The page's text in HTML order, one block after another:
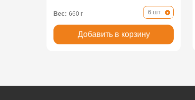
Вес: 660 г 6 шт.
Добавить в корзину